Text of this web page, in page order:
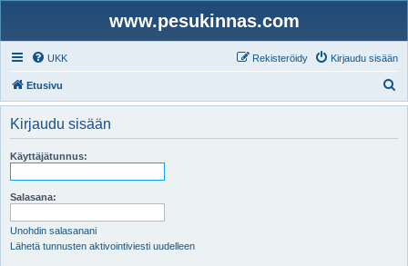
www.pesukinnas.com
UKK Kirjaudu sisään
Rekisteröidy
Etusivu
t
Kirjaudu sisään
Käyttäjätunnus:
Salasana:
Unohdin salasanani
Lähetä tunnusten aktivointiviesti uudelleen